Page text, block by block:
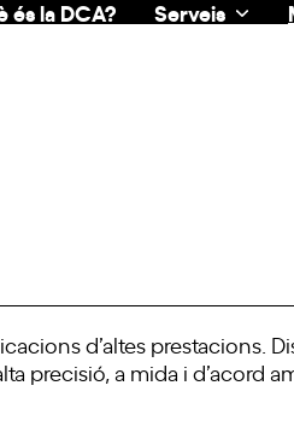
és la DCA? Serveis
d’altes prestacions.
precisió, a mida i d’acord